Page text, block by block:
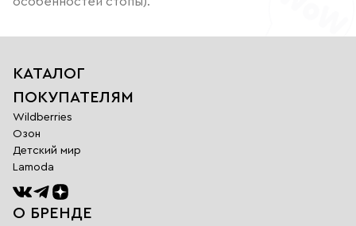
КАТАЛОГ
ПОКУПАТЕЛЯМ
Wildberries
Озон
Детский мир
Lamoda
О БРЕНДЕ